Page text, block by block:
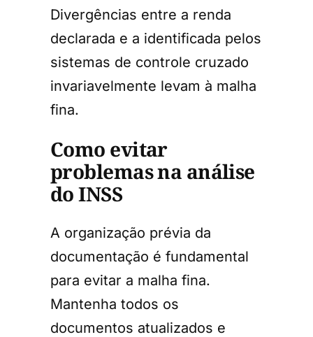
Divergências entre a renda
declarada e a identificada pelos
sistemas de controle cruzado
invariavelmente levam à malha
fina.
Como evitar
problemas na análise
do INSS
A organização prévia da
documentação é fundamental
para evitar a malha fina.
Mantenha todos os
documentos atualizados e